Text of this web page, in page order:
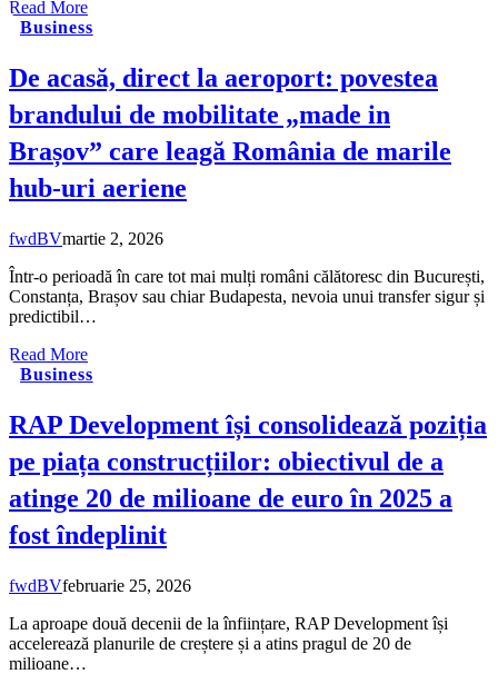
Read More
Business
De acasă, direct la aeroport: povestea
brandului de mobilitate „made in
Brașov” care leagă România de marile
hub-uri aeriene
fwdBVmartie 2, 2026
Într-o perioadă în care tot mai mulți români călătoresc din București,
Constanța, Brașov sau chiar Budapesta, nevoia unui transfer sigur și
predictibil…
Read More
Business
RAP Development își consolidează poziția
pe piața construcțiilor: obiectivul de a
atinge 20 de milioane de euro în 2025 a
fost îndeplinit
fwdBVfebruarie 25, 2026
La aproape două decenii de la înființare, RAP Development își
accelerează planurile de creștere și a atins pragul de 20 de
milioane…